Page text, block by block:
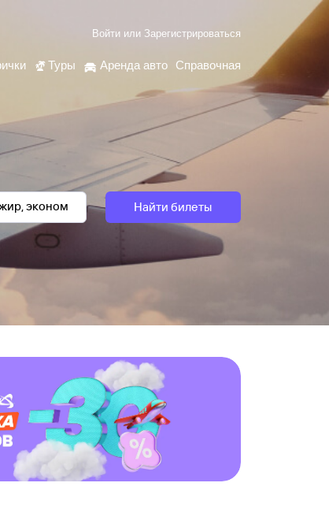
Войти или Зарегистрироваться
Туры Аренда авто Справочная
Найти билеты